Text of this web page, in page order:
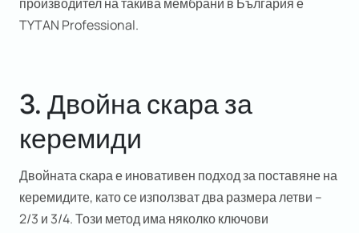
производител на такива мембрани в България е
TYTAN Professional.
3. Двойна скара за
керемиди
Двойната скара е иновативен подход за поставяне на
керемидите, като се използват два размера летви –
2/3 и 3/4. Този метод има няколко ключови